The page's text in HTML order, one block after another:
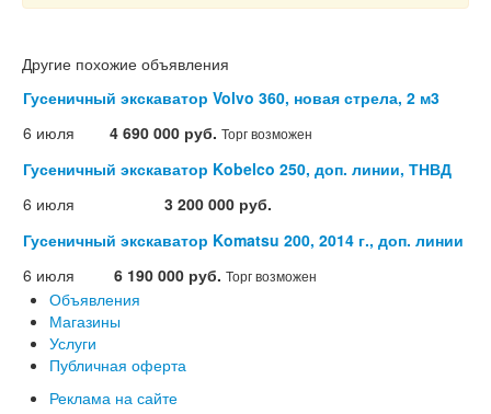
Другие похожие объявления
Гусеничный экскаватор Volvo 360, новая стрела, 2 м3
6 июля
4 690 000 руб. Торг возможен
Гусеничный экскаватор Kobelco 250, доп. линии, ТНВД
6 июля
3 200 000 руб.
Гусеничный экскаватор Komatsu 200, 2014 г., доп. линии
6 июля
6 190 000 руб. Торг возможен
Объявления
Магазины
Услуги
Публичная оферта
Реклама на сайте